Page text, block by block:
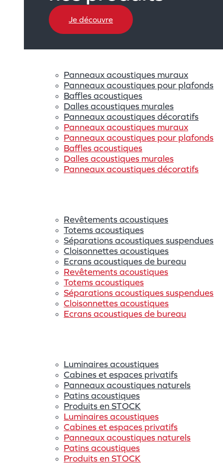
Je découvre
Panneaux acoustiques muraux
Panneaux acoustiques pour plafonds
Baffles acoustiques
Dalles acoustiques murales
Panneaux acoustiques décoratifs
Panneaux acoustiques muraux
Panneaux acoustiques pour plafonds
Baffles acoustiques
Dalles acoustiques murales
Panneaux acoustiques décoratifs
Revêtements acoustiques
Totems acoustiques
Séparations acoustiques suspendues
Cloisonnettes acoustiques
Ecrans acoustiques de bureau
Revêtements acoustiques
Totems acoustiques
Séparations acoustiques suspendues
Cloisonnettes acoustiques
Ecrans acoustiques de bureau
Luminaires acoustiques
Cabines et espaces privatifs
Panneaux acoustiques naturels
Patins acoustiques
Produits en STOCK
Luminaires acoustiques
Cabines et espaces privatifs
Panneaux acoustiques naturels
Patins acoustiques
Produits en STOCK